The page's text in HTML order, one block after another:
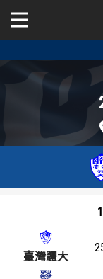
公開男一級
公開女一級
1
臺灣體大